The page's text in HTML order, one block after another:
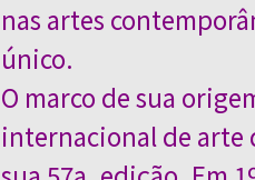
nas artes
único.
O marco de sua
internacional de arte